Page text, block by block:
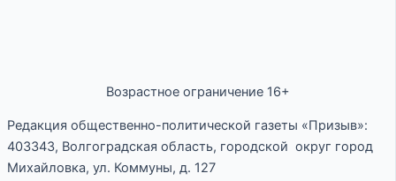
Возрастное ограничение 16+
Редакция общественно-политической газеты «Призыв»:
403343, Волгоградская область, городской округ город
Михайловка, ул. Коммуны, д. 127